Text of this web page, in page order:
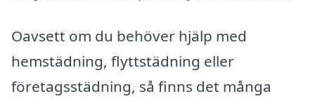
Oavsett om du behöver hjälp med
hemstädning, flyttstädning eller
företagsstädning, så finns det många